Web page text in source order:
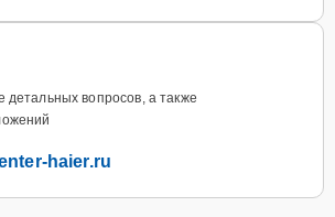
детальных вопросов, а также
haier.ru